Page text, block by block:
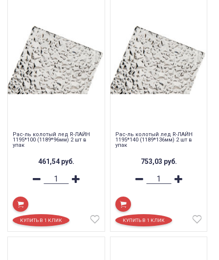
Рас-ль колотый лед R-ЛАЙН
1195*100 (1189*96мм) 2 шт в
упак
461,54 руб.
Рас-ль колотый лед R-ЛАЙН
1195*140 (1189*136мм) 2 шт в
упак
753,03 руб.